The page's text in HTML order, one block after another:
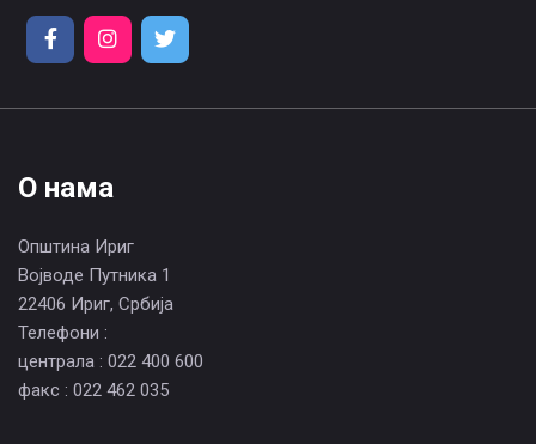
О нама
Општина Ириг
Војводе Путника 1
22406 Ириг, Србија
Телефони :
централа : 022 400 600
факс : 022 462 035